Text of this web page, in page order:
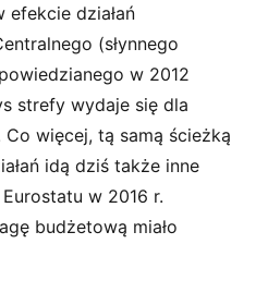
działań
(słynnego
w 2012
strefy wydaje się dla
więcej, tą samą ścieżką
idą dziś także inne
w 2016 r.
budżetową miało